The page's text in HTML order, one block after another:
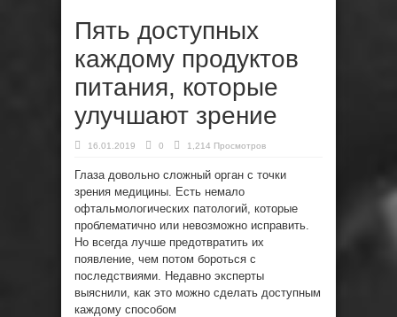
Пять доступных
каждому продуктов
питания, которые
улучшают зрение
16.01.2019 0 1,214 Просмотров
Глаза довольно сложный орган с точки
зрения медицины. Есть немало
офтальмологических патологий, которые
проблематично или невозможно исправить.
Но всегда лучше предотвратить их
появление, чем потом бороться с
последствиями. Недавно эксперты
выяснили, как это можно сделать доступным
каждому способом